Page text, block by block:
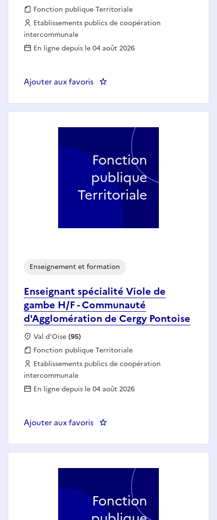
Fonction publique :
Fonction publique Territoriale
Employeur :
Etablissements publics de coopération
intercommunale
En ligne depuis le 04 août 2026
Ajouter aux favoris : enseignant traverso -
Enseignant spécialité Viole de
gambe H/F - Communauté
d'Agglomération de Cergy Pontoise
Enseignement et formation
Localisation :
Val d'Oise(95)
Fonction publique :
Fonction publique Territoriale
Employeur :
Etablissements publics de coopération
intercommunale
En ligne depuis le 04 août 2026
Ajouter aux favoris : Enseignant spécialité Viole
Fonction
publique
Territoriale
Fonction